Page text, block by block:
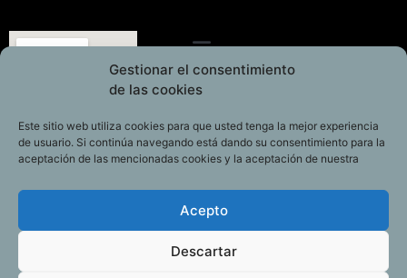
Gestionar el consentimiento
de las cookies
Este sitio web utiliza cookies para que usted tenga la mejor experiencia
de usuario. Si continúa navegando está dando su consentimiento para la
aceptación de las mencionadas cookies y la aceptación de nuestra
Acepto
Descartar